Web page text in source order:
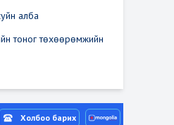
алба
тоног төхөөрөмжийн
Холбоо барих